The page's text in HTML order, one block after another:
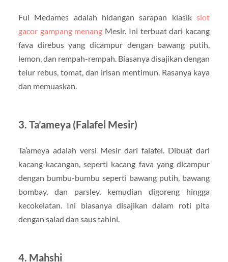
Ful Medames adalah hidangan sarapan klasikslot
gacor gampang menang Mesir. Ini terbuat dari kacang
fava direbus yang dicampur dengan bawang putih,
lemon, dan rempah-rempah. Biasanya disajikan dengan
telur rebus, tomat, dan irisan mentimun. Rasanya kaya
dan memuaskan.
3. Ta’ameya (Falafel Mesir)
Ta’ameya adalah versi Mesir dari falafel. Dibuat dari
kacang-kacangan, seperti kacang fava yang dicampur
dengan bumbu-bumbu seperti bawang putih, bawang
bombay, dan parsley, kemudian digoreng hingga
kecokelatan. Ini biasanya disajikan dalam roti pita
dengan salad dan saus tahini.
4. Mahshi